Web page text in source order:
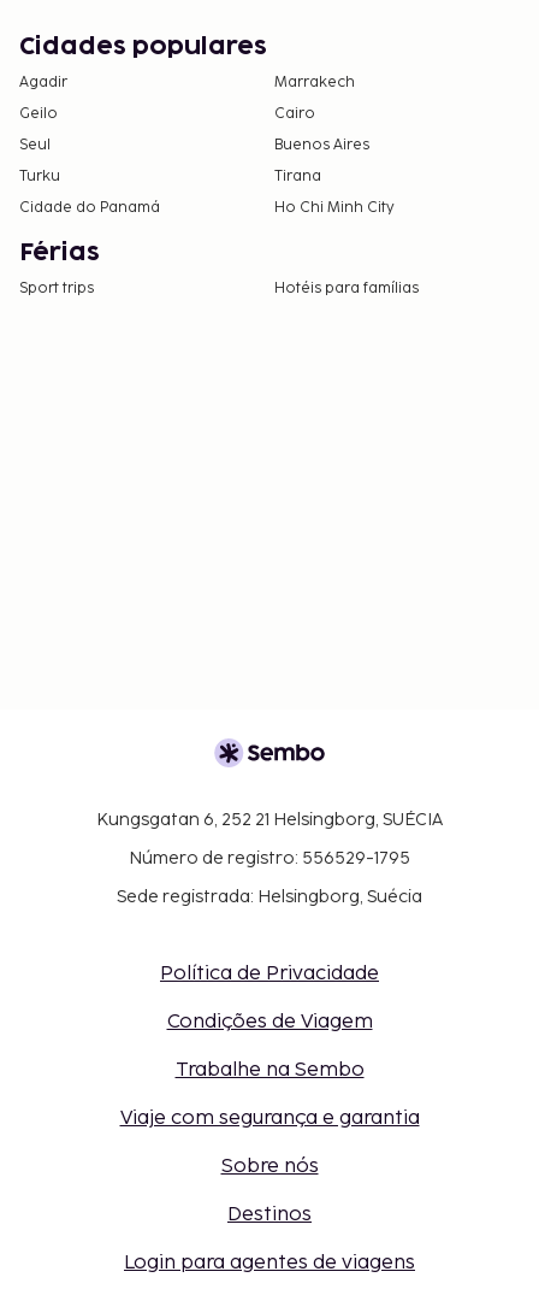
Cidades populares
Agadir
Marrakech
Geilo
Cairo
Seul
Buenos Aires
Turku
Tirana
Cidade do Panamá
Ho Chi Minh City
Férias
Sport trips Hotéis para famílias
Kungsgatan 6, 252 21 Helsingborg, SUÉCIA
Número de registro: 556529-1795
Sede registrada: Helsingborg, Suécia
Política de Privacidade
Condições de Viagem
Trabalhe na Sembo
Viaje com segurança e garantia
Sobre nós
Destinos
Login para agentes de viagens